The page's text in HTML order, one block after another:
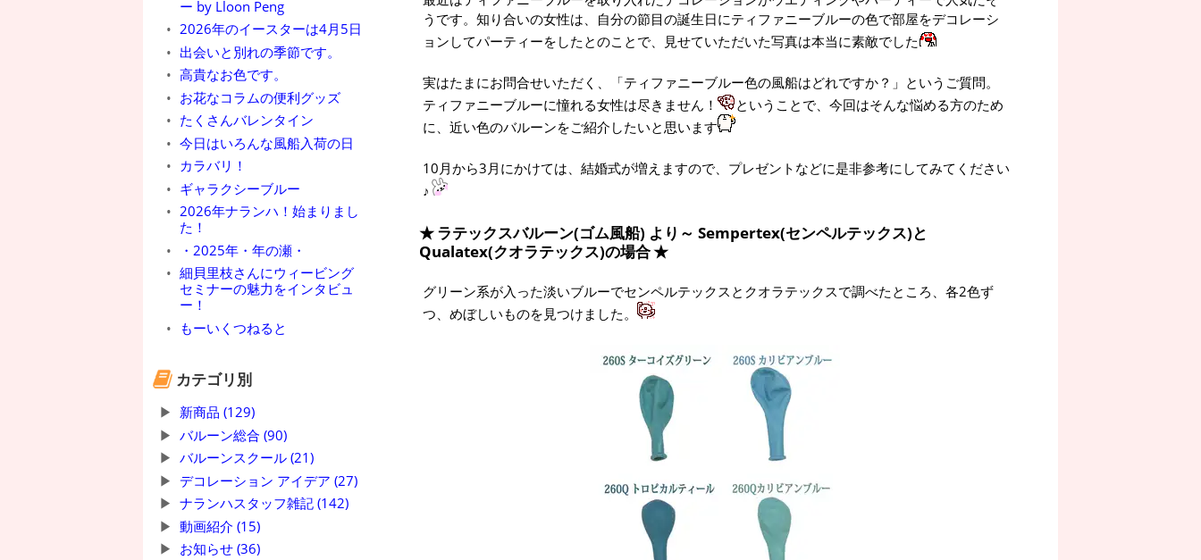
ー by Lloon Peng
2026年のイースターは4月5日
出会いと別れの季節です。
高貴なお色です。
お花なコラムの便利グッズ
たくさんバレンタイン
今日はいろんな風船入荷の日
カラバリ！
ギャラクシーブルー
2026年ナランハ！始まりまし
た！
・2025年・年の瀬・
細貝里枝さんにウィービング
セミナーの魅力をインタビュ
ー！
もーいくつねると
カテゴリ別
新商品 (129)
バルーン総合 (90)
バルーンスクール (21)
デコレーション アイデア (27)
ナランハスタッフ雑記 (142)
動画紹介 (15)
お知らせ (36)
うです。知り合いの女性は、自分の節目の誕生日にティファニーブルーの色で部屋をデコレーシ
ョンしてパーティーをしたとのことで、見せていただいた写真は本当に素敵でした
実はたまにお問合せいただく、「ティファニーブルー色の風船はどれですか？」というご質問。
ティファニーブルーに憧れる女性は尽きません！
ということで、今回はそんな悩める方のため
に、近い色のバルーンをご紹介したいと思います
10月から3月にかけては、結婚式が増えますので、プレゼントなどに是非参考にしてみてください
♪
ラテックスバルーン(ゴム風船) より～ Sempertex(センペルテックス)と
Qualatex(クオラテックス)の場合
グリーン系が入った淡いブルーでセンペルテックスとクオラテックスで調べたところ、各2色ず
つ、めぼしいものを見つけました。